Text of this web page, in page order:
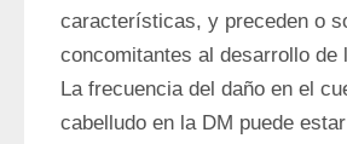
características, y preceden o
concomitantes al desarrollo de
La frecuencia del daño en el
cabelludo en la DM puede